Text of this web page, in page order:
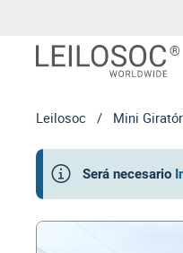
Leilosoc / Mini
Será necesario